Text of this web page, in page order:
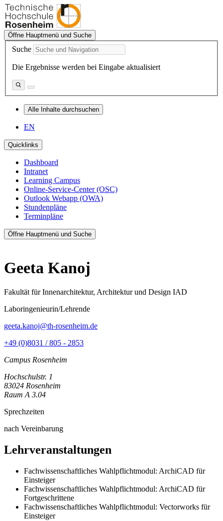
Öffne Hauptmenü und Suche
Suche
Die Ergebnisse werden bei Eingabe aktualisiert
Alle Inhalte durchsuchen
EN
Quicklinks
Dashboard
Intranet
Learning Campus
Online-Service-Center (OSC)
Outlook Webapp (OWA)
Stundenpläne
Terminpläne
Öffne Hauptmenü und Suche
Geeta Kanoj
Fakultät für Innenarchitektur, Architektur und Design IAD
Laboringenieurin/Lehrende
geeta.kanoj@th-rosenheim.de
+49 (0)8031 / 805 - 2853
Campus Rosenheim
Hochschulstr. 1
83024 Rosenheim
Raum A 3.04
Sprechzeiten
nach Vereinbarung
Lehrveranstaltungen
Fachwissenschaftliches Wahlpflichtmodul: ArchiCAD für
Einsteiger
Fachwissenschaftliches Wahlpflichtmodul: ArchiCAD für
Fortgeschrittene
Fachwissenschaftliches Wahlpflichtmodul: Vectorworks für
Einsteiger